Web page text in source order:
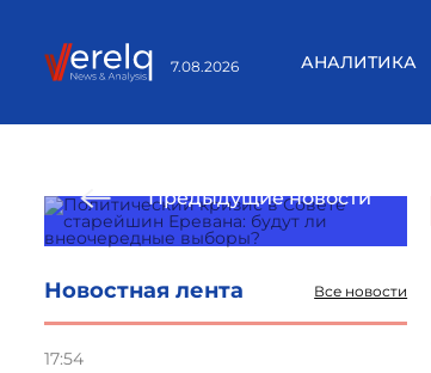
7.08.2026 АНАЛИТИКА
Предыдущие новости
Новостная лента Все новости
17:54